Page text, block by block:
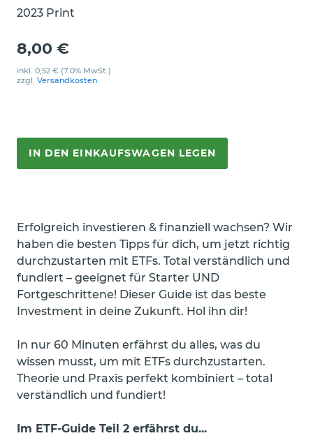
2023 Print
8,00 €
inkl. 0,52 € (7.0% MwSt.)
zzgl. Versandkosten
IN DEN EINKAUFSWAGEN LEGEN
Erfolgreich investieren & finanziell wachsen? Wir
haben die besten Tipps für dich, um jetzt richtig
durchzustarten mit ETFs. Total verständlich und
fundiert – geeignet für Starter UND
Fortgeschrittene! Dieser Guide ist das beste
Investment in deine Zukunft. Hol ihn dir!
In nur 60 Minuten erfährst du alles, was du
wissen musst, um mit ETFs durchzustarten.
Theorie und Praxis perfekt kombiniert – total
verständlich und fundiert!
Im ETF-Guide Teil 2 erfährst du...